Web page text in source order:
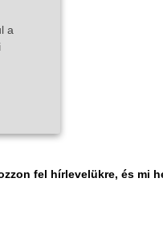
fel hírlevelükre, és mi
a